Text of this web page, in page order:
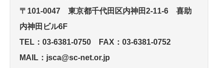
〒101-0047 東京都千代田区内神田2-11-6 喜助
内神田ビル6F
TEL：03-6381-0750 FAX：03-6381-0752
MAIL：jsca@sc-net.or.jp